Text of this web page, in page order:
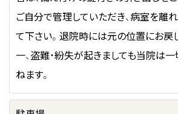
ご自分で管理していただき、病室を離
て下さい。退院時には元の位置にお戻
一、盗難・紛失が起きましても当院は
ねます。